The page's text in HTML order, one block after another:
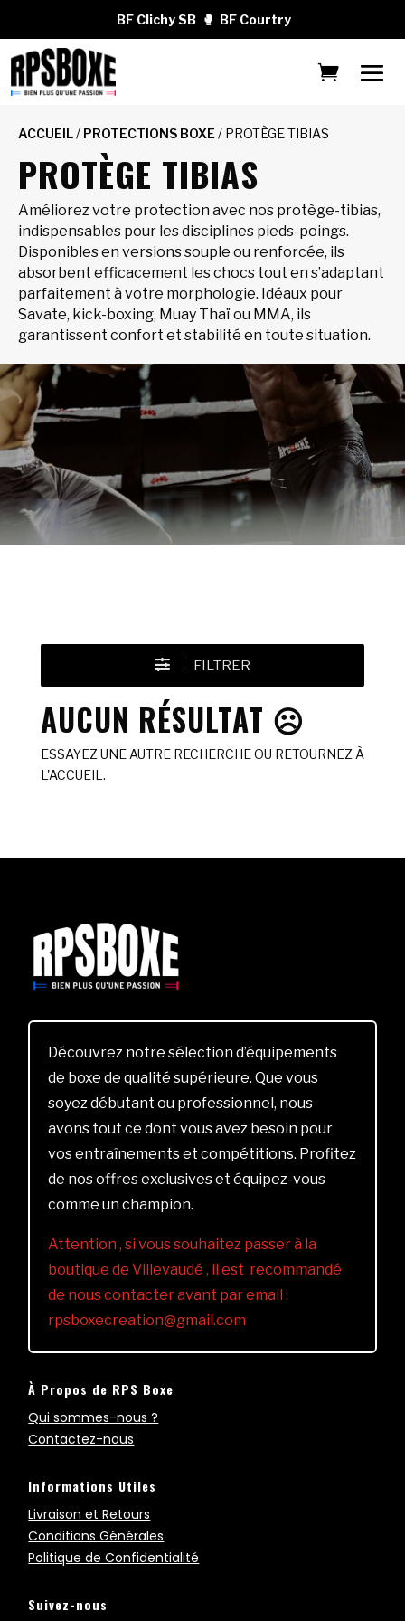
BF Clichy SB 🥊 BF Courtry
ACCUEIL/ PROTECTIONS BOXE / PROTÈGE TIBIAS
PROTÈGE TIBIAS
Améliorez votre protection avec nos protège-tibias,
indispensables pour les disciplines pieds-poings.
Disponibles en versions souple ou renforcée, ils
absorbent efficacement les chocs tout en s’adaptant
parfaitement à votre morphologie. Idéaux pour
Savate, kick-boxing, Muay Thaï ou MMA, ils
garantissent confort et stabilité en toute situation.
FILTRER
AUCUN RÉSULTAT ☹️
ESSAYEZ UNE AUTRE RECHERCHE OU RETOURNEZ À
L'ACCUEIL.
Découvrez notre sélection d’équipements
de boxe de qualité supérieure. Que vous
soyez débutant ou professionnel, nous
avons tout ce dont vous avez besoin pour
vos entraînements et compétitions. Profitez
de nos offres exclusives et équipez-vous
comme un champion.
Attention , si vous souhaitez passer à la
boutique de Villevaudé , il est recommandé
de nous contacter avant par email :
rpsboxecreation@gmail.com
À Propos de RPS Boxe
Qui sommes-nous ?
Contactez-nous
Informations Utiles
Livraison et Retours
Conditions Générales
Politique de Confidentialité
Suivez-nous